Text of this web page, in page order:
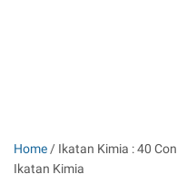
Home / Ikatan Kimia : 40
Ikatan Kimia